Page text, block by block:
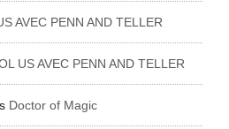
AVEC PENN AND TELLER
US AVEC PENN AND TELLER
Doctor of Magic